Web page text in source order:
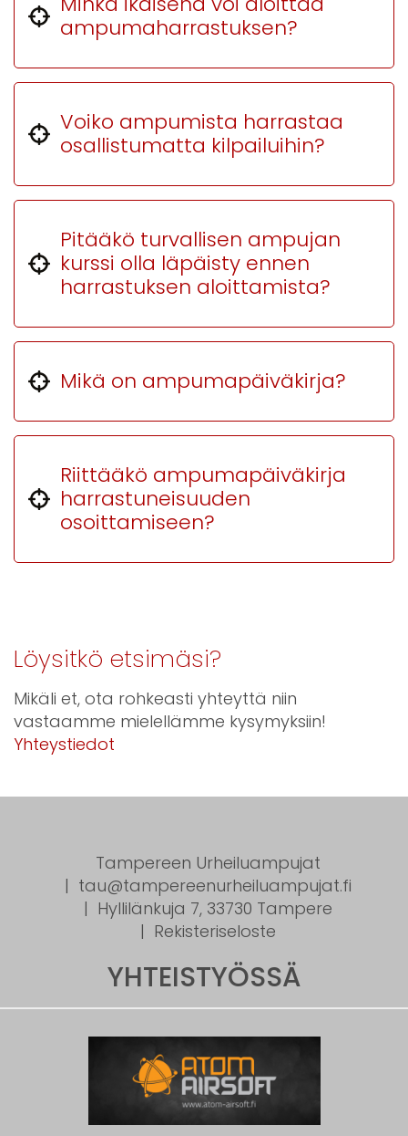
ampumaharrastuksen?
Voiko ampumista harrastaa
osallistumatta kilpailuihin?
Pitääkö turvallisen ampujan
kurssi olla läpäisty ennen
harrastuksen aloittamista?
Mikä on ampumapäiväkirja?
Riittääkö ampumapäiväkirja
harrastuneisuuden
osoittamiseen?
Löysitkö etsimäsi?
Mikäli et, ota rohkeasti yhteyttä niin
vastaamme mielellämme kysymyksiin!
Yhteystiedot
Tampereen Urheiluampujat
tau@tampereenurheiluampujat.fi
Hyllilänkuja 7, 33730 Tampere
Rekisteriseloste
YHTEISTYÖSSÄ